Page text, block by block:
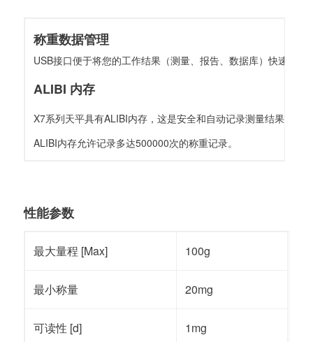
称重数据管理
USB接口便于将您的工作结果（测量、报告、数据库）快速传
ALIBI 内存
X7系列天平具有ALIBI内存，这是安全和自动记录测量结果的保
ALIBI内存允许记录多达500000次的称重记录。
性能参数
最大量程 [Max] 100g
最小称量 20mg
可读性 [d] 1mg